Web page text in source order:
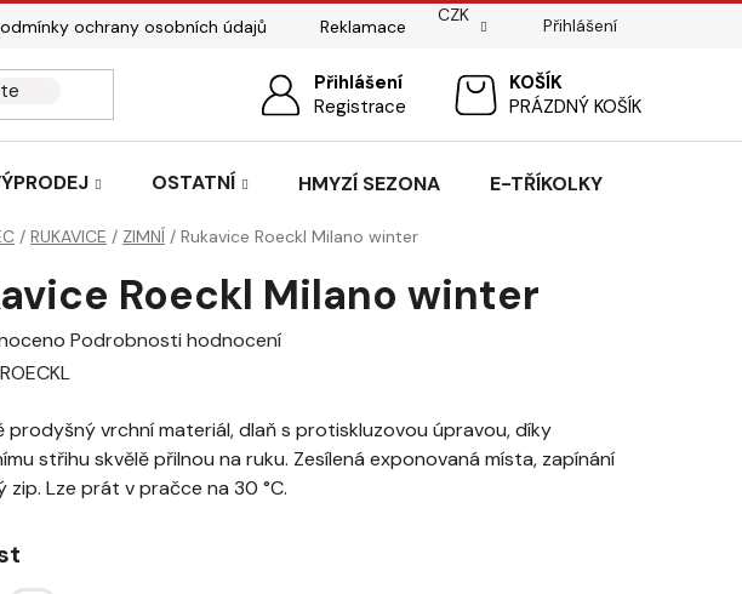
ochrany osobních údajů
Reklamace
Pasování sedel pro koně
CZK
Přihlášení
Přihlášení
Registrace
NÁKUPNÍPRÁZDNÝ KOŠÍK
OSTATNÍ HMYZÍ SEZONA E-TŘÍKOLKY
/ RUKAVICE / ZIMNÍ / Rukavice Roeckl Milano winter
Roeckl Milano winter
Podrobnosti hodnocení
ROECKL
prodyšný vrchní materiál, dlaň s protiskluzovou úpravou, díky
střihu skvělě přilnou na ruku. Zesílená exponovaná místa, zapínání
zip. Lze prát v pračce na 30 °C.